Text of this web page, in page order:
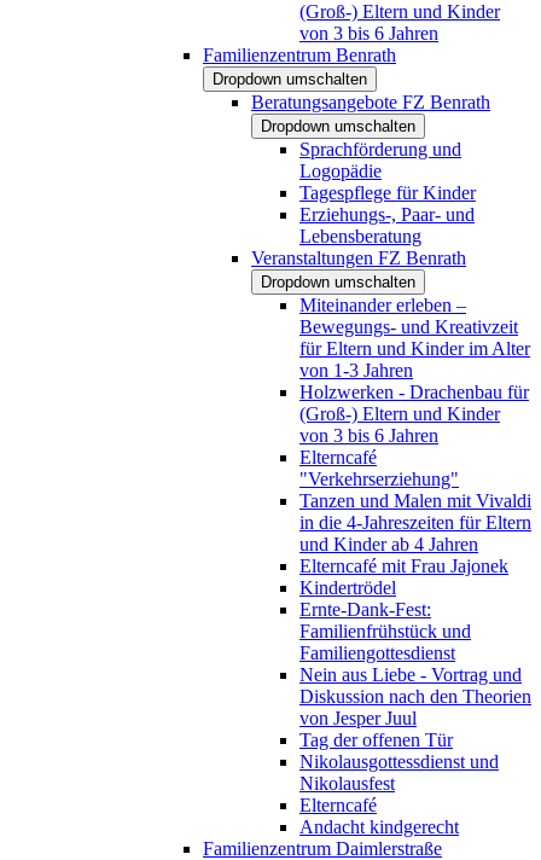
(Groß-) Eltern und Kinder
von 3 bis 6 Jahren
Familienzentrum Benrath
Dropdown umschalten
Beratungsangebote FZ Benrath
Dropdown umschalten
Sprachförderung und
Logopädie
Tagespflege für Kinder
Erziehungs-, Paar- und
Lebensberatung
Veranstaltungen FZ Benrath
Dropdown umschalten
Miteinander erleben –
Bewegungs- und Kreativzeit
für Eltern und Kinder im Alter
von 1-3 Jahren
Holzwerken - Drachenbau für
(Groß-) Eltern und Kinder
von 3 bis 6 Jahren
Elterncafé
"Verkehrserziehung"
Tanzen und Malen mit Vivaldi
in die 4-Jahreszeiten für Eltern
und Kinder ab 4 Jahren
Elterncafé mit Frau Jajonek
Kindertrödel
Ernte-Dank-Fest:
Familienfrühstück und
Familiengottesdienst
Nein aus Liebe - Vortrag und
Diskussion nach den Theorien
von Jesper Juul
Tag der offenen Tür
Nikolausgottessdienst und
Nikolausfest
Elterncafé
Andacht kindgerecht
Familienzentrum Daimlerstraße